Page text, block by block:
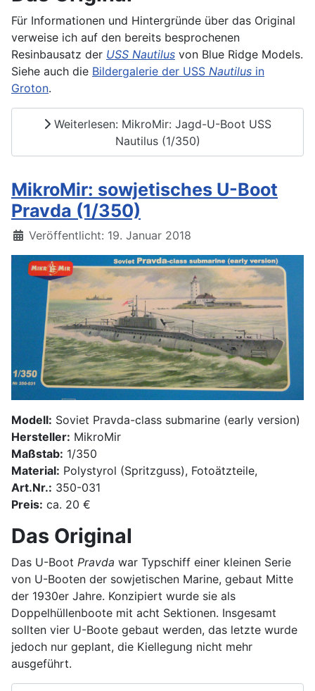
Für Informationen und Hintergründe über das Original
verweise ich auf den bereits besprochenen
Resinbausatz der USS Nautilus von Blue Ridge Models.
Siehe auch die Bildergalerie der USS Nautilus in
Groton.
Weiterlesen: MikroMir: Jagd-U-Boot USS
Nautilus (1/350)
MikroMir: sowjetisches U-Boot
Pravda (1/350)
Details
Veröffentlicht: 19. Januar 2018
Modell: Soviet Pravda-class submarine (early version)
Hersteller: MikroMir
Maßstab: 1/350
Material: Polystyrol (Spritzguss), Fotoätzteile,
Art.Nr.: 350-031
Preis: ca. 20 €
Das Original
Das U-Boot Pravda war Typschiff einer kleinen Serie
von U-Booten der sowjetischen Marine, gebaut Mitte
der 1930er Jahre. Konzipiert wurde sie als
Doppelhüllenboote mit acht Sektionen. Insgesamt
sollten vier U-Boote gebaut werden, das letzte wurde
jedoch nur geplant, die Kiellegung nicht mehr
ausgeführt.